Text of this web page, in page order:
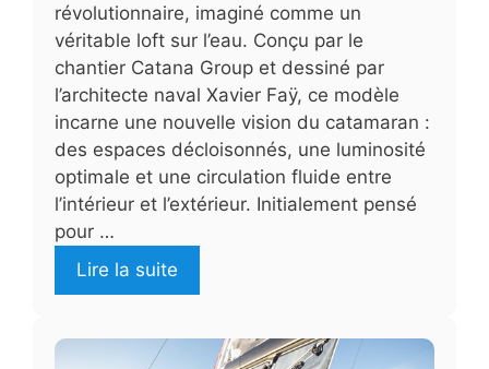
révolutionnaire, imaginé comme un
véritable loft sur l’eau. Conçu par le
chantier Catana Group et dessiné par
l’architecte naval Xavier Faÿ, ce modèle
incarne une nouvelle vision du catamaran :
des espaces décloisonnés, une luminosité
optimale et une circulation fluide entre
l’intérieur et l’extérieur. Initialement pensé
pour …
Lire la suite